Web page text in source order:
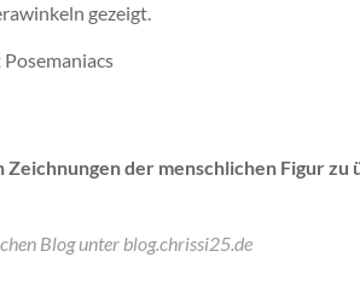
gezeigt.
der menschlichen Figur zu
Blog unter blog.chrissi25.de